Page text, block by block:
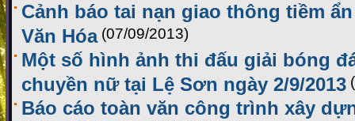
Cảnh báo tai nạn giao thông tiềm
Văn Hóa (07/09/2013)
Một số hình ảnh thi đấu giải bóng
chuyền nữ tại Lệ Sơn ngày 2/9/2013
Báo cáo toàn văn công trình xây